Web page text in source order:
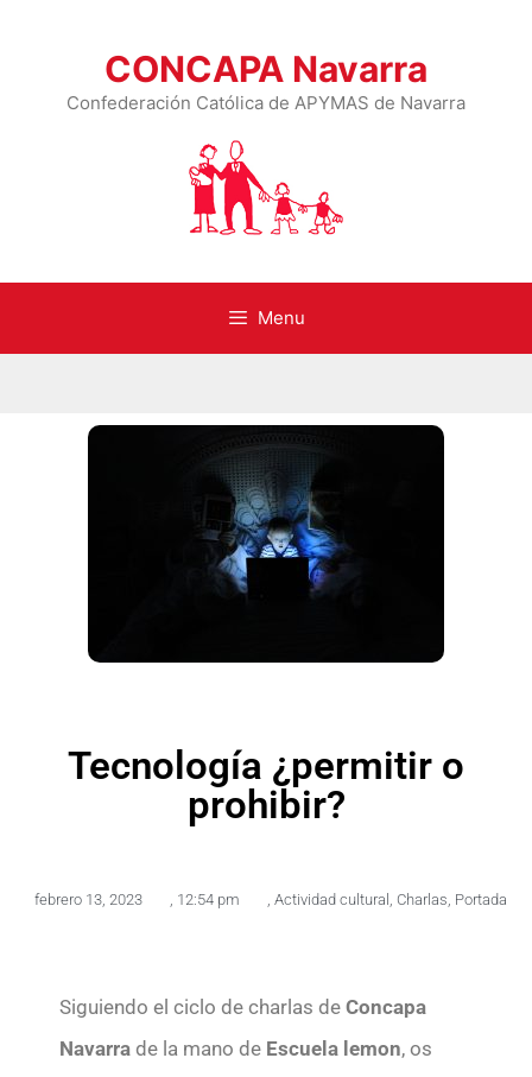
CONCAPA Navarra
Confederación Católica de APYMAS de Navarra
Menu
Tecnología ¿permitir o
prohibir?
febrero 13, 2023 , 12:54 pm , Actividad cultural , Charlas, Portada
Siguiendo el ciclo de charlas de Concapa
Navarra de la mano de Escuela lemon, os